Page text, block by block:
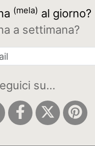
(mela) al giorno?
a settimana?
su...